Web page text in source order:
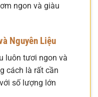
ngon và giàu
Nguyên Liệu
luôn tươi ngon và
cách là rất cần
số lượng lớn